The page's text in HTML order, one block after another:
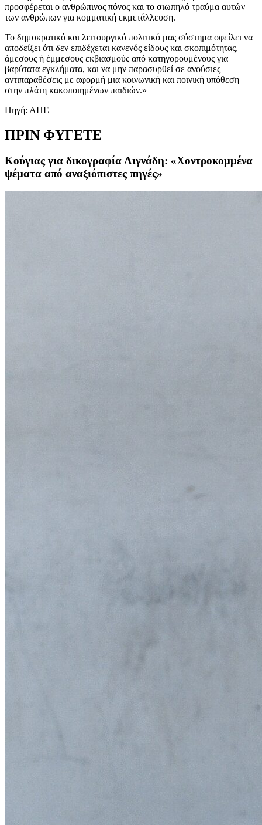
προσφέρεται ο ανθρώπινος πόνος και το σιωπηλό τραύμα αυτών
των ανθρώπων για κομματική εκμετάλλευση.
Το δημοκρατικό και λειτουργικό πολιτικό μας σύστημα οφείλει να
αποδείξει ότι δεν επιδέχεται κανενός είδους και σκοπιμότητας,
άμεσους ή έμμεσους εκβιασμούς από κατηγορουμένους για
βαρύτατα εγκλήματα, και να μην παρασυρθεί σε ανούσιες
αντιπαραθέσεις με αφορμή μια κοινωνική και ποινική υπόθεση
στην πλάτη κακοποιημένων παιδιών.»
Πηγή: ΑΠΕ
ΠΡΙΝ ΦΥΓΕΤΕ
Κούγιας για δικογραφία Λιγνάδη: «Χοντροκομμένα
ψέματα από αναξιόπιστες πηγές»